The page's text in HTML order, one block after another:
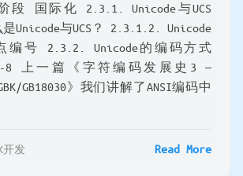
段 国际化 2.3.1. Unicode与UCS
Unicode与UCS？ 2.3.1.2. Unicode
编号 2.3.2. Unicode的编码方式
8 上一篇《字符编码发展史3 —
GB18030》我们讲解了ANSI编码中
开发 Read More